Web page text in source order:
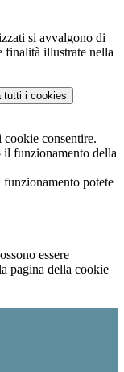
si avvalgono di
finalità illustrate nella
tutti i cookies
cookie consentire.
il funzionamento della
funzionamento potete
essere
pagina della cookie